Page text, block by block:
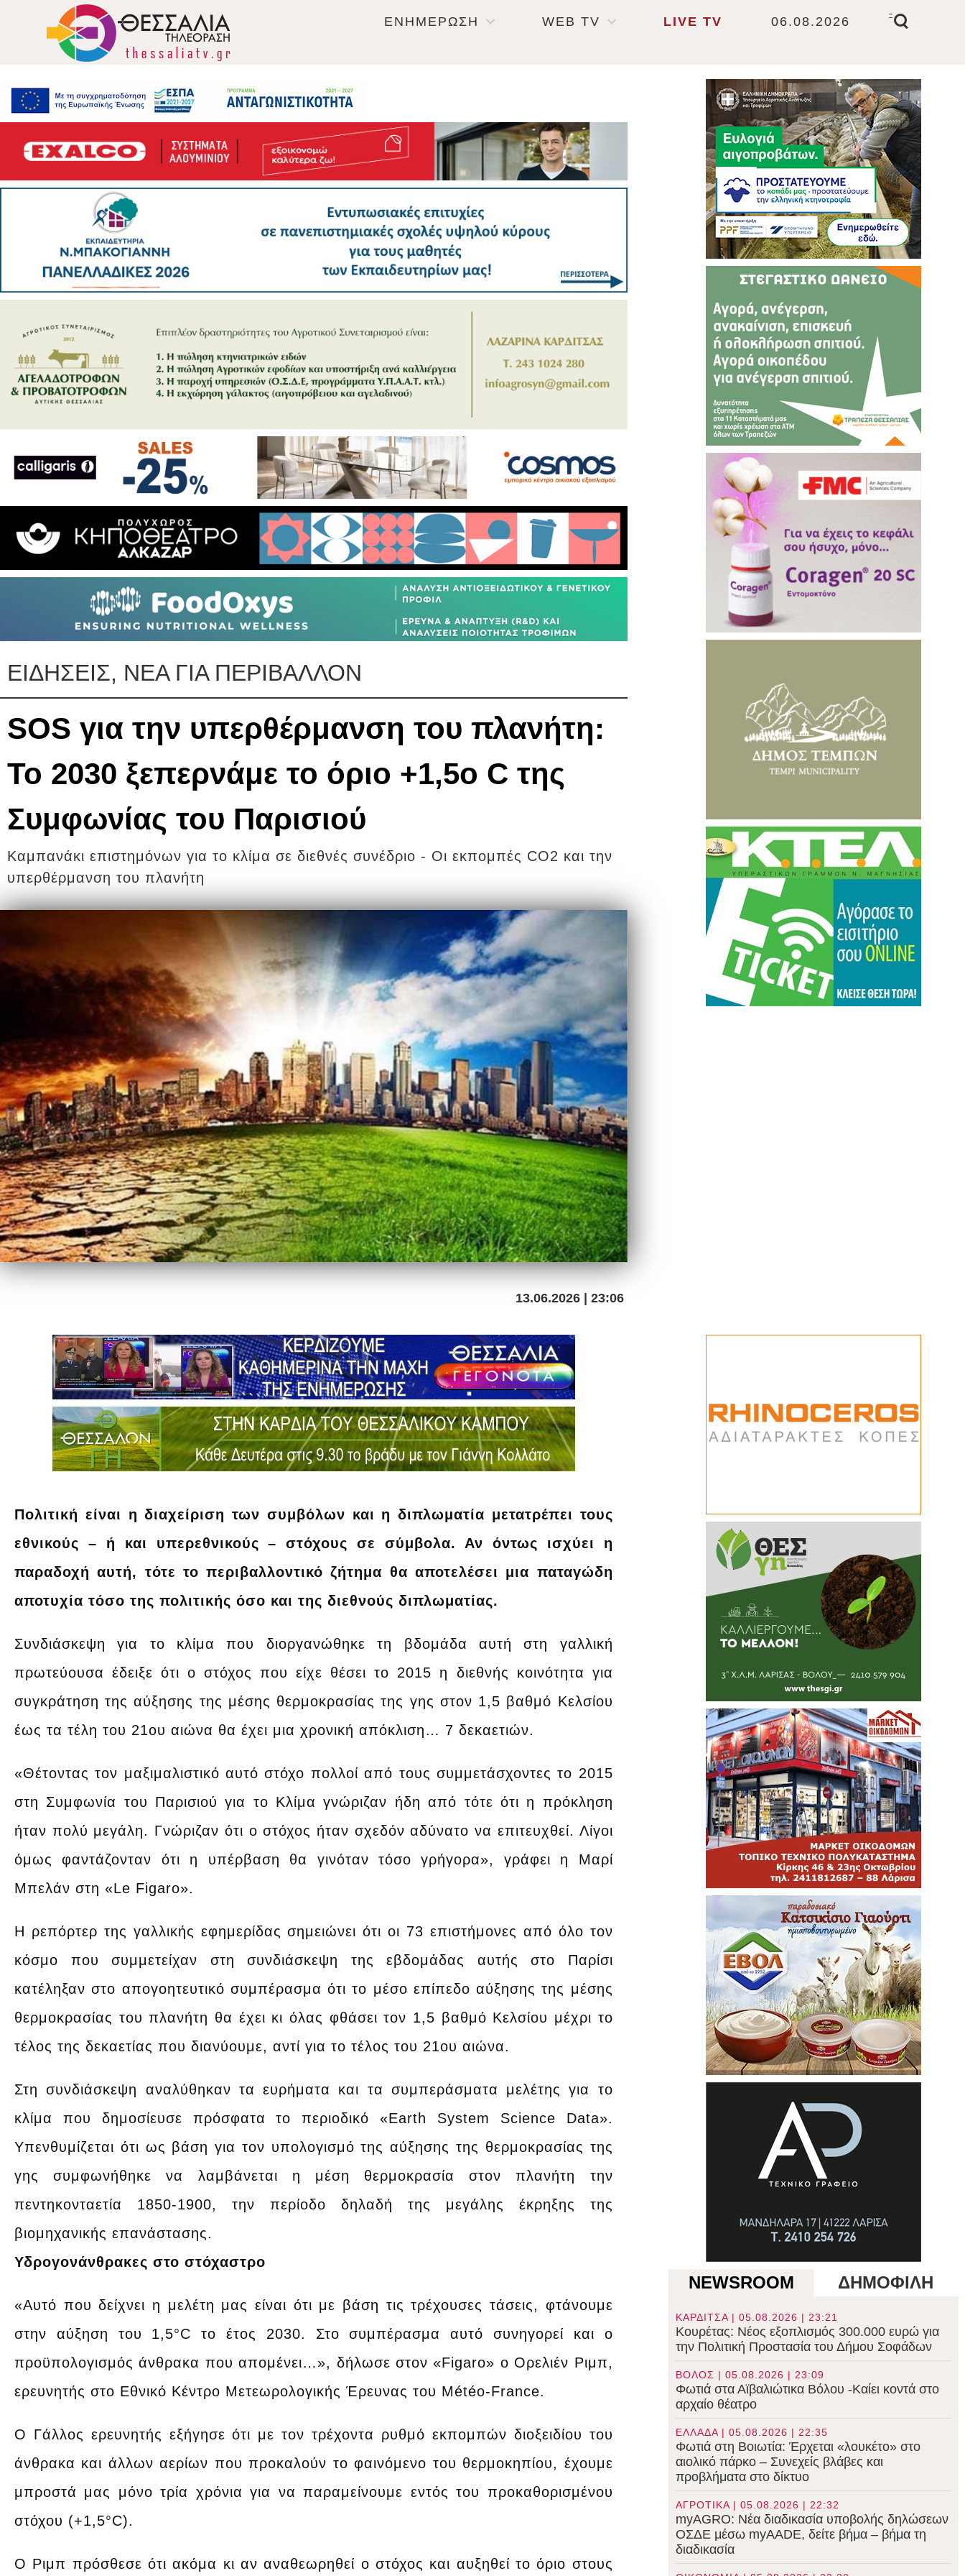
ΕΝΗΜΕΡΩΣΗ WEB TV LIVE TV 06.08.2026
-
ΕΙΔΗΣΕΙΣ, ΝΕΑ ΓΙΑ ΠΕΡΙΒΑΛΛΟΝ
SOS για την υπερθέρμανση του πλανήτη:
Το 2030 ξεπερνάμε το όριο +1,5ο C της
Συμφωνίας του Παρισιού
Καμπανάκι επιστημόνων για το κλίμα σε διεθνές συνέδριο - Οι εκπομπές CO2 και την
υπερθέρμανση του πλανήτη
13.06.2026 | 23:06
Πολιτική είναι η διαχείριση των συμβόλων και η διπλωματία μετατρέπει τους
εθνικούς – ή και υπερεθνικούς – στόχους σε σύμβολα. Αν όντως ισχύει η
παραδοχή αυτή, τότε το περιβαλλοντικό ζήτημα θα αποτελέσει μια παταγώδη
αποτυχία τόσο της πολιτικής όσο και της διεθνούς διπλωματίας.
Συνδιάσκεψη για το κλίμα που διοργανώθηκε τη βδομάδα αυτή στη γαλλική
πρωτεύουσα έδειξε ότι ο στόχος που είχε θέσει το 2015 η διεθνής κοινότητα για
συγκράτηση της αύξησης της μέσης θερμοκρασίας της γης στον 1,5 βαθμό Κελσίου
έως τα τέλη του 21ου αιώνα θα έχει μια χρονική απόκλιση… 7 δεκαετιών.
«Θέτοντας τον μαξιμαλιστικό αυτό στόχο πολλοί από τους συμμετάσχοντες το 2015
στη Συμφωνία του Παρισιού για το Κλίμα γνώριζαν ήδη από τότε ότι η πρόκληση
ήταν πολύ μεγάλη. Γνώριζαν ότι ο στόχος ήταν σχεδόν αδύνατο να επιτευχθεί. Λίγοι
όμως φαντάζονταν ότι η υπέρβαση θα γινόταν τόσο γρήγορα», γράφει η Μαρί
Μπελάν στη «Le Figaro».
Η ρεπόρτερ της γαλλικής εφημερίδας σημειώνει ότι οι 73 επιστήμονες από όλο τον
κόσμο που συμμετείχαν στη συνδιάσκεψη της εβδομάδας αυτής στο Παρίσι
κατέληξαν στο απογοητευτικό συμπέρασμα ότι το μέσο επίπεδο αύξησης της μέσης
θερμοκρασίας του πλανήτη θα έχει κι όλας φθάσει τον 1,5 βαθμό Κελσίου μέχρι το
τέλος της δεκαετίας που διανύουμε, αντί για το τέλος του 21ου αιώνα.
Στη συνδιάσκεψη αναλύθηκαν τα ευρήματα και τα συμπεράσματα μελέτης για το
κλίμα που δημοσίευσε πρόσφατα το περιοδικό «Earth System Science Data».
Υπενθυμίζεται ότι ως βάση για τον υπολογισμό της αύξησης της θερμοκρασίας της
γης συμφωνήθηκε να λαμβάνεται η μέση θερμοκρασία στον πλανήτη την
πεντηκονταετία 1850-1900, την περίοδο δηλαδή της μεγάλης έκρηξης της
βιομηχανικής επανάστασης.
Υδρογονάνθρακες στο στόχαστρο
«Αυτό που δείχνει η μελέτη μας είναι ότι με βάση τις τρέχουσες τάσεις, φτάνουμε
στην αύξηση του 1,5°C το έτος 2030. Στο συμπέρασμα αυτό συνηγορεί και ο
προϋπολογισμός άνθρακα που απομένει…», δήλωσε στον «Figaro» ο Ορελιέν Ριμπ,
ερευνητής στο Εθνικό Κέντρο Μετεωρολογικής Έρευνας του Météo-France.
Ο Γάλλος ερευνητής εξήγησε ότι με τον τρέχοντα ρυθμό εκπομπών διοξειδίου του
άνθρακα και άλλων αερίων που προκαλούν το φαινόμενο του θερμοκηπίου, έχουμε
μπροστά μας μόνο τρία χρόνια για να παραμείνουμε εντός του προκαθορισμένου
στόχου (+1,5°C).
Ο Ριμπ πρόσθεσε ότι ακόμα κι αν αναθεωρηθεί ο στόχος και αυξηθεί το όριο στους
NEWSROOM ΔΗΜΟΦΙΛΗ
ΚΑΡΔΙΤΣΑ | 05.08.2026 | 23:21
Κουρέτας: Νέος εξοπλισμός 300.000 ευρώ για
την Πολιτική Προστασία του Δήμου Σοφάδων
ΒΟΛΟΣ | 05.08.2026 | 23:09
Φωτιά στα Αϊβαλιώτικα Βόλου -Καίει κοντά στο
αρχαίο θέατρο
ΕΛΛΑΔΑ | 05.08.2026 | 22:35
Φωτιά στη Βοιωτία: Έρχεται «λουκέτο» στο
αιολικό πάρκο – Συνεχείς βλάβες και
προβλήματα στο δίκτυο
ΑΓΡΟΤΙΚΑ | 05.08.2026 | 22:32
myAGRO: Νέα διαδικασία υποβολής δηλώσεων
ΟΣΔΕ μέσω myAADE, δείτε βήμα – βήμα τη
διαδικασία